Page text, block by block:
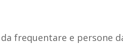
frequentare e persone